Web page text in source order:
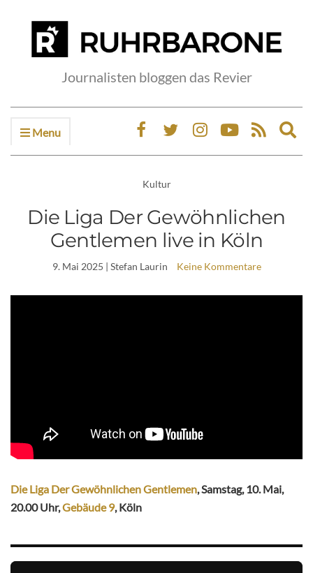
Journalisten bloggen das Revier
Menu
Kultur
Die Liga Der Gewöhnlichen
Gentlemen live in Köln
9. Mai 2025 | Stefan Laurin Keine Kommentare
Die Liga Der Gewöhnlichen Gentlemen, Samstag, 10. Mai,
20.00 Uhr,Gebäude 9, Köln